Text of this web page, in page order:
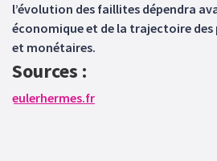
l’évolution des faillites dépendra
économique et de la trajectoire
et monétaires.
Sources :
eulerhermes.fr